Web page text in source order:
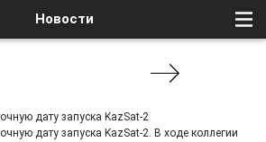
Новости
дату запуска KazSat-2
дату запуска KazSat-2. В ходе коллегии